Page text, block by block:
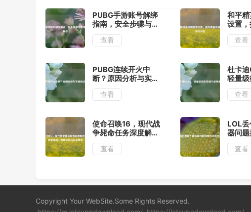
PUBG手游账号解绑
指南，安全步骤与常
见问题解答
查看
和平
设置，
度与操
查看
PUBG连续开火中
断？原因分析与实用
解决技巧
查看
杜卡
轻量级
格解析
查看
使命召唤16，现代战
争毙命任务深度解析
——战术策略、剧情
脉络与玩家体验
查看
LOL
器问题
指南
查看
Copyright Your WebSite.Some Rights Reserved.